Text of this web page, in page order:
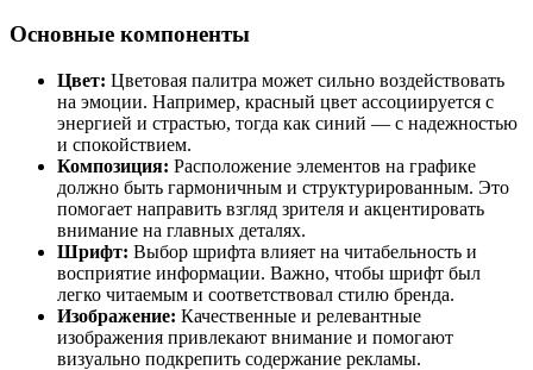
Основные компоненты
Цвет: Цветовая палитра может сильно воздействовать
на эмоции. Например, красный цвет ассоциируется с
энергией и страстью, тогда как синий — с надежностью
и спокойствием.
Композиция: Расположение элементов на графике
должно быть гармоничным и структурированным. Это
помогает направить взгляд зрителя и акцентировать
внимание на главных деталях.
Шрифт: Выбор шрифта влияет на читабельность и
восприятие информации. Важно, чтобы шрифт был
легко читаемым и соответствовал стилю бренда.
Изображение: Качественные и релевантные
изображения привлекают внимание и помогают
визуально подкрепить содержание рекламы.